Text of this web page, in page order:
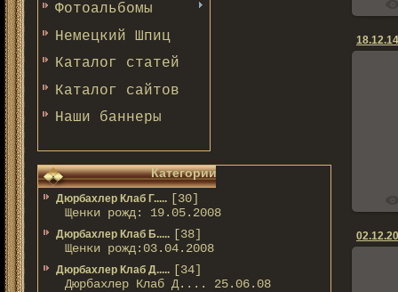
Фотоальбомы
Немецкий Шпиц
Каталог статей
Каталог сайтов
Наши баннеры
Категории
Дюрбахлер Клаб Г..... [30]
Щенки рожд: 19.05.2008
Дюрбахлер Клаб Б..... [38]
Щенки рожд:03.04.2008
Дюрбахлер Клаб Д..... [34]
Дюрбахлер Клаб Д.... 25.06.08